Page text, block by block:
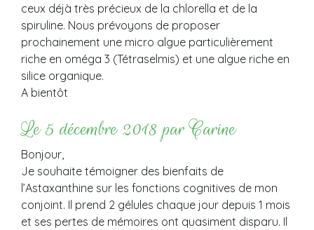
ceux déjà très précieux de la chlorella et de la
spiruline. Nous prévoyons de proposer
prochainement une micro algue particulièrement
riche en oméga 3 (Tétraselmis) et une algue riche en
silice organique.
A bientôt
Le 5 décembre 2018 par Carine
Bonjour,
Je souhaite témoigner des bienfaits de
l’Astaxanthine sur les fonctions cognitives de mon
conjoint. Il prend 2 gélules chaque jour depuis 1 mois
et ses pertes de mémoires ont quasiment disparu. Il